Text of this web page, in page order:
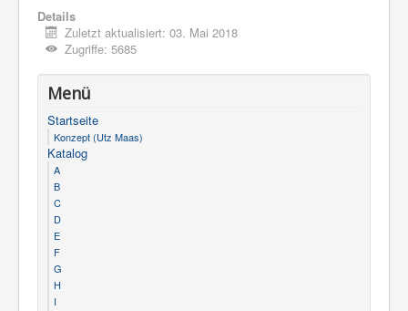
Details
Zuletzt aktualisiert: 03. Mai 2018
Zugriffe: 5685
Menü
Startseite
Konzept (Utz Maas)
Katalog
A
B
C
D
E
F
G
H
I